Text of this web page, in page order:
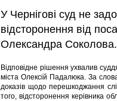
У Чернігові суд не
відсторонення від
Олександра Соколова.
Відповідне рішення ухвалив
міста Олексій Падалюка. За
доказів щодо перешкоджання
того, відсторонення керівника